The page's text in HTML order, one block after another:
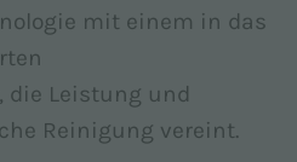
mit einem in das
die Leistung und
Reinigung vereint.